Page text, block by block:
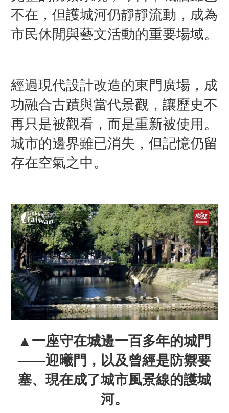
不在，但護城河仍靜靜流動，成為
市民休閒與藝文活動的重要場域。
經過現代設計改造的東門廣場，成
功融合古蹟與當代景觀，讓歷史不
再只是被觀看，而是重新被使用。
城市的邊界雖已消失，但記憶仍留
存在空氣之中。
▲一座守在城邊一百多年的城門
——迎曦門，以及曾經是防禦要
塞、現在成了城市風景線的護城
河。